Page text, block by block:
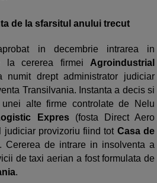
de la sfarsitul anului trecut
in decembrie intrarea in
la cererea firmei Agroindustrial
drept administrator judiciar
Transilvania. Instanta a decis si
alte firme controlate de Nelu
Expres(fosta Direct Aero
judiciar provizoriu fiind tot Casa de
. Cererea de intrare in insolventa a
de taxi aerian a fost formulata de
.